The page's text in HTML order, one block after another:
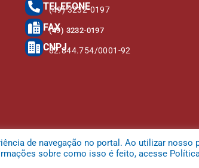
TELEFONE
(49) 3232-0197
FAX
(49) 3232-0197
CNPJ
82.844.754/0001-92
de Bom Jardim da Serra.
de navegação no portal. Ao utilizar
sobre como isso é feito, acesse